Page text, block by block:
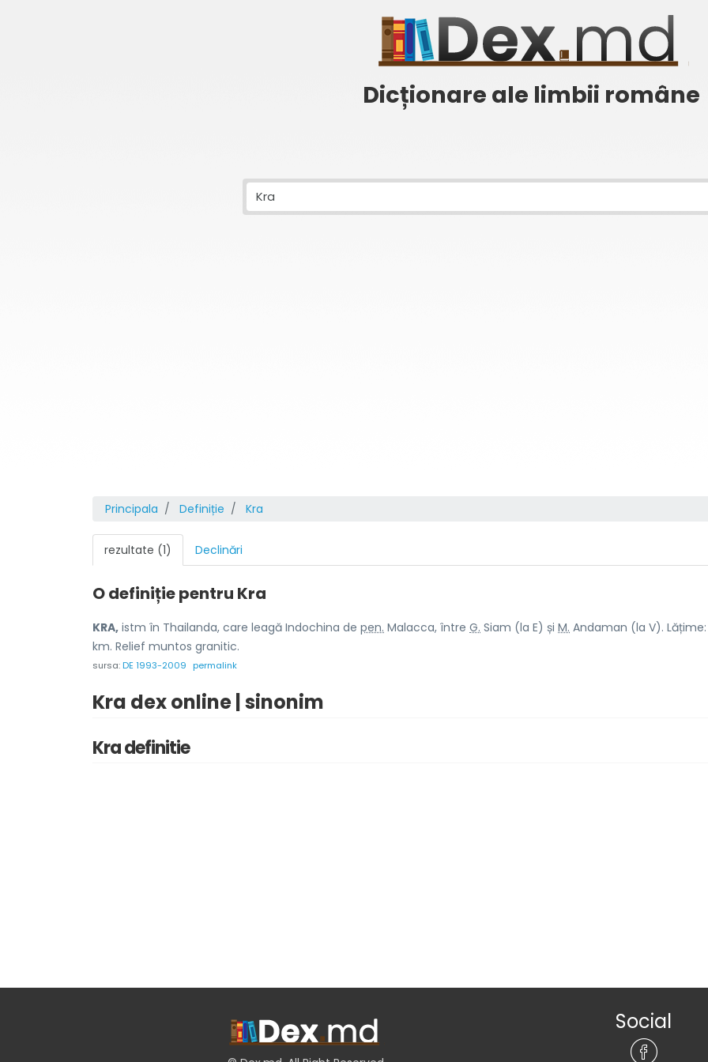
Dicționare ale limbii române
Principala Definiție Kra
rezultate (1) Declinări
O definiție pentru Kra
KRA, istm în Thailanda, care leagă Indochina de pen. Malacca, între G. Siam (la E) și M. Andaman (la V).
km. Relief muntos granitic.
sursa:DE 1993-2009 permalink
Kra dex online | sinonim
Kra definitie
Social